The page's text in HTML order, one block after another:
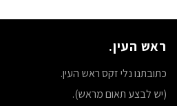
ראש העין.
כתובתנו נלי זקס ראש העין.
(יש לבצע תאום מראש).